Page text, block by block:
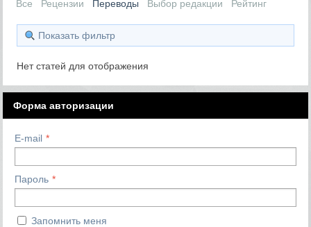
Все Рецензии Переводы Выбор редакции Рейтинг
Показать фильтр
Нет статей для отображения
Форма авторизации
E-mail
Пароль
Запомнить меня